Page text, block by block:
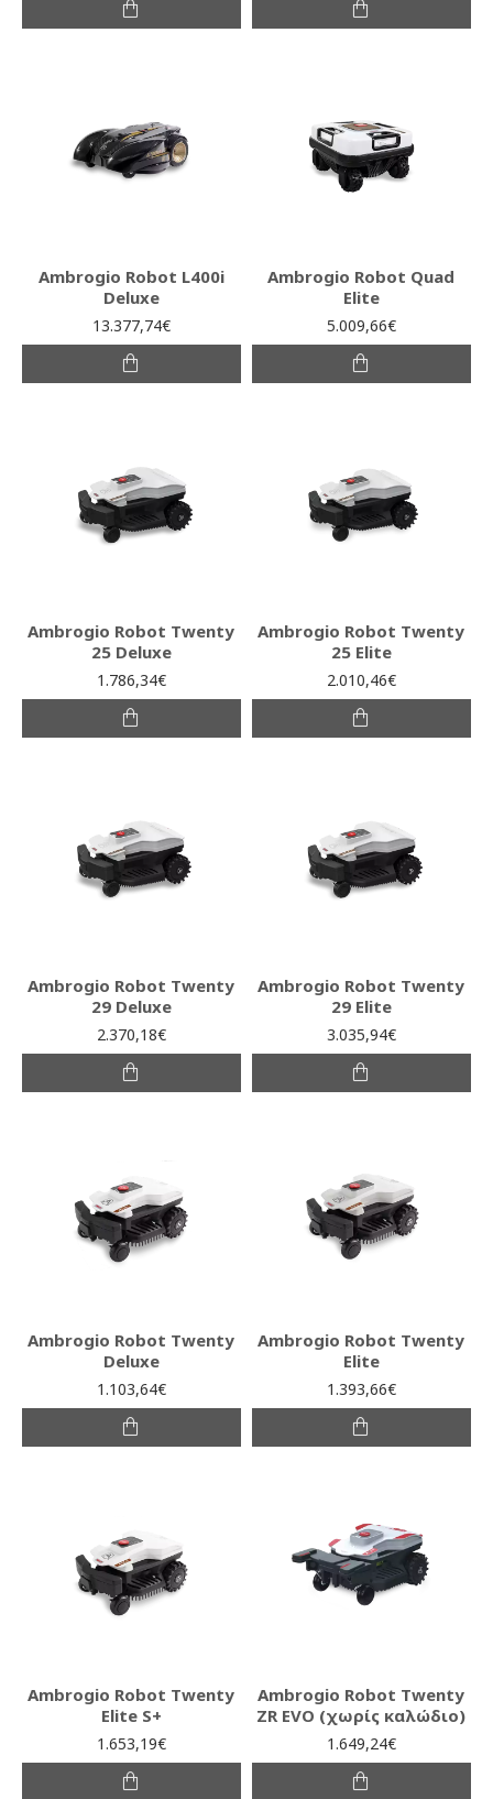
Ambrogio Robot L400i
Deluxe
13.377,74€
Ambrogio Robot Quad
Elite
5.009,66€
Ambrogio Robot Twenty
25 Deluxe
1.786,34€
Ambrogio Robot Twenty
25 Elite
2.010,46€
Ambrogio Robot Twenty
29 Deluxe
2.370,18€
Ambrogio Robot Twenty
29 Elite
3.035,94€
Ambrogio Robot Twenty
Deluxe
1.103,64€
Ambrogio Robot Twenty
Elite
1.393,66€
Ambrogio Robot Twenty
Elite S+
1.653,19€
Ambrogio Robot Twenty
ZR EVO (χωρίς καλώδιο)
1.649,24€